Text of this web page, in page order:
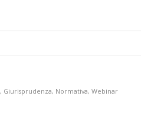
, Giurisprudenza, Normativa, Webinar